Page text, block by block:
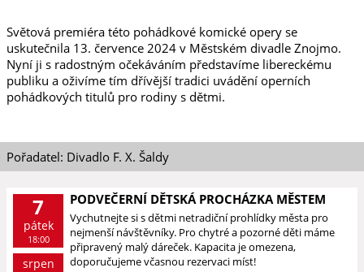
Světová premiéra této pohádkové komické opery se
uskutečnila 13. července 2024 v Městském divadle Znojmo.
Nyní ji s radostným očekáváním představíme libereckému
publiku a oživíme tím dřívější tradici uvádění operních
pohádkových titulů pro rodiny s dětmi.
Pořadatel: Divadlo F. X. Šaldy
7
pátek
18:00
srpen
PODVEČERNÍ DĚTSKÁ PROCHÁZKA MĚSTEM
Vychutnejte si s dětmi netradiční prohlídky města pro
nejmenší návštěvníky. Pro chytré a pozorné děti máme
připravený malý dáreček. Kapacita je omezena,
doporučujeme včasnou rezervaci míst!